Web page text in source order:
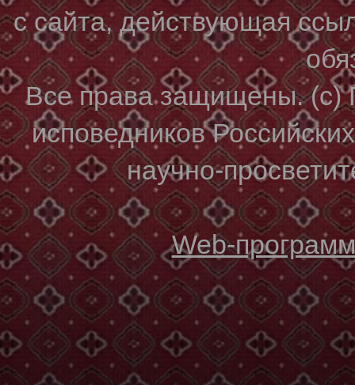
с сайта, действующая
Все права защищены. (с)
исповедников
научно-
Web-